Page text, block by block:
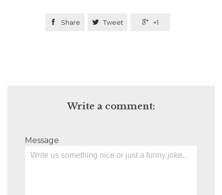
 Share  Tweet  +1
Write a comment:
Message